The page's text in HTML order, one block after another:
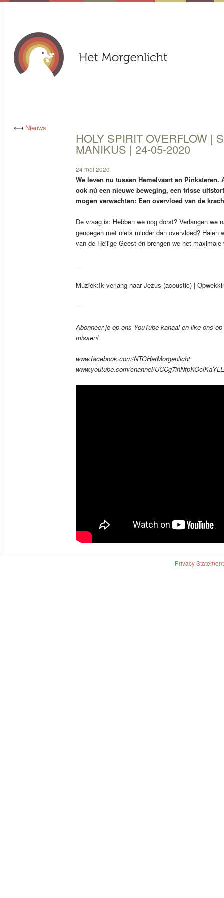
⟻ Nieuws
HOLY SPIRIT OVERFLOW |
MANIKUS | 24-05-2020
24 mei 2020
We leven nu tussen Hemelvaart en Pinksteren.
ook nú een nieuwe beweging, een frisse
mogen verwachten: Een overvloed van de
De vraag is: Hebben we nog dorst? Verlangen we
genoegen met niets minder dan overvloed? Halen
van de Heilige Geest én brengen we het
—
Muziek:Ik verlang naar Jezus (acoustic) |
—
Abonneer je op ons YouTube-kanaal en like ons
missen!
www.facebook.com/NTGHetMorgenlicht
www.youtube.com/channel/
Privacy Statement